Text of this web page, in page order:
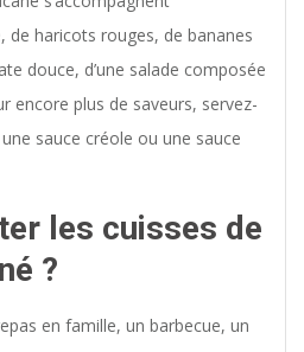
de haricots rouges, de bananes
douce, d’une salade composée
encore plus de saveurs, servez-
sauce créole ou une sauce
les cuisses de
?
en famille, un barbecue, un